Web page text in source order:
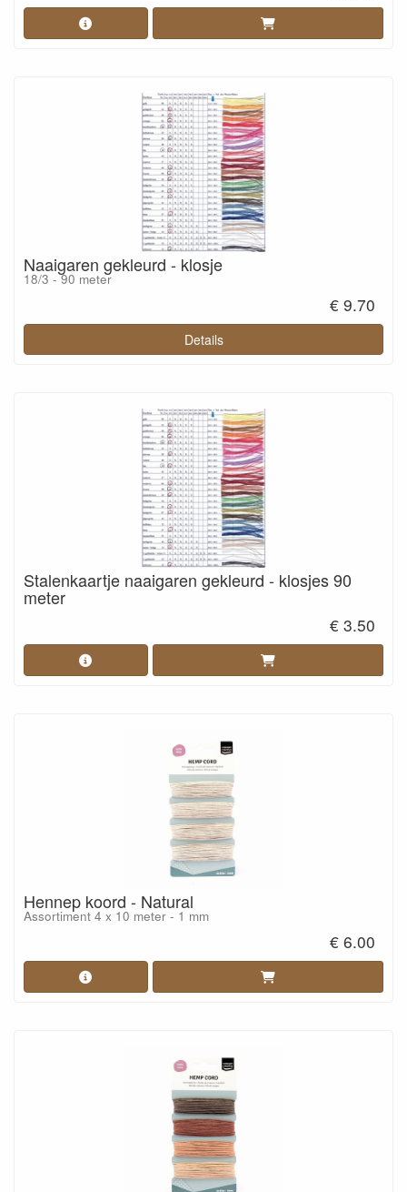
Naaigaren gekleurd - klosje
18/3 - 90 meter
€ 9.70
Details
Stalenkaartje naaigaren gekleurd - klosjes 90
meter
€ 3.50
Hennep koord - Natural
Assortiment 4 x 10 meter - 1 mm
€ 6.00